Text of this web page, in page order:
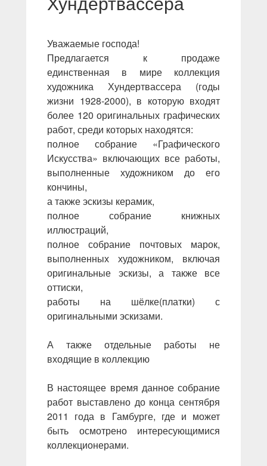
Уважаемые господа!
Предлагается к продаже
единственная в мире коллекция
художника Хундертвассера (годы
жизни 1928-2000), в которую входят
более 120 оригинальных графических
работ, среди которых находятся:
полное собрание «Графического
Искусства» включающих все работы,
выполненные художником до его
кончины,
а также эскизы керамик,
полное собрание книжных
иллюстраций,
полное собрание почтовых марок,
выполненных художником, включая
оригинальные эскизы, а также все
оттиски,
работы на шёлке(платки) с
оригинальными эскизами.
А также отдельные работы не
входящие в коллекцию
В настоящее время данное собрание
работ выставлено до конца сентября
2011 года в Гамбурге, где и может
быть осмотрено интересующимися
коллекционерами.